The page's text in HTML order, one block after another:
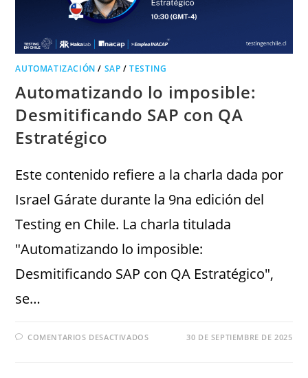
AUTOMATIZACIÓN / SAP /TESTING
Automatizando lo imposible:
Desmitificando SAP con QA
Estratégico
Este contenido refiere a la charla dada por
Israel Gárate durante la 9na edición del
Testing en Chile. La charla titulada
"Automatizando lo imposible:
Desmitificando SAP con QA Estratégico",
se…
COMENTARIOS DESACTIVADOS 30 DE SEPTIEMBRE DE 2025